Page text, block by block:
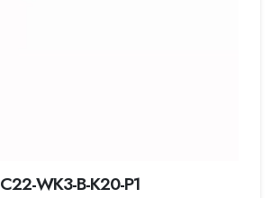
C22-WK3-B-K20-P1